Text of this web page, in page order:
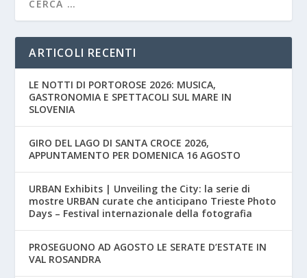
ARTICOLI RECENTI
LE NOTTI DI PORTOROSE 2026: MUSICA,
GASTRONOMIA E SPETTACOLI SUL MARE IN
SLOVENIA
GIRO DEL LAGO DI SANTA CROCE 2026,
APPUNTAMENTO PER DOMENICA 16 AGOSTO
URBAN Exhibits | Unveiling the City: la serie di
mostre URBAN curate che anticipano Trieste Photo
Days – Festival internazionale della fotografia
PROSEGUONO AD AGOSTO LE SERATE D’ESTATE IN
VAL ROSANDRA